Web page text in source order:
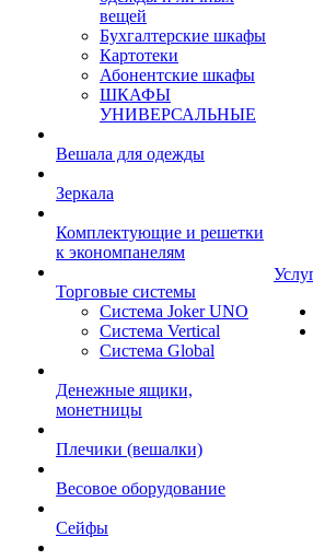
вещей
Бухгалтерские шкафы
Картотеки
Абонентские шкафы
ШКАФЫ
УНИВЕРСАЛЬНЫЕ
Вешала для одежды
Зеркала
Комплектующие и решетки
к экономпанелям
Торговые системы
Система Joker UNO
Система Vertical
Система Global
Денежные ящики,
монетницы
Плечики (вешалки)
Весовое оборудование
Сейфы